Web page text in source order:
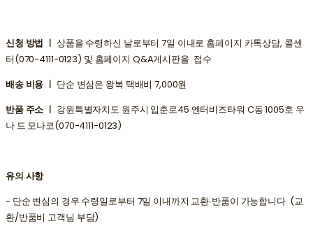
신청 방법 ㅣ 상품을 수령하신 날로부터 7일 이내로 홈페이지 카톡상담, 콜센
터(070-4111-0123) 및 홈페이지 Q&A게시판을 접수
배송 비용 ㅣ 단순 변심은 왕복 택배비 7,000원
반품 주소 ㅣ 강원특별자치도 원주시 입춘로45 엔터비즈타워 C동 1005호 우
나 드 모나코(070-4111-0123)
유의 사항
- 단순 변심의 경우 수령일로부터 7일 이내까지 교환∙반품이 가능합니다. (교
환/반품비 고객님 부담)